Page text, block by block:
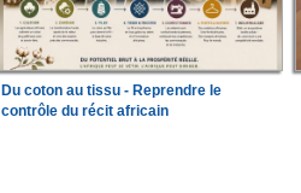
Du coton au tissu - Reprendre le
contrôle du récit africain